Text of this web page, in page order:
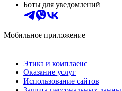
Боты для уведомлений
Мобильное приложение
Этика и комплаенс
Оказание услуг
Использование сайтов